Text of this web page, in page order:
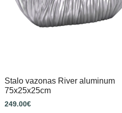
Stalo vazonas River aluminum
75x25x25cm
249.00€